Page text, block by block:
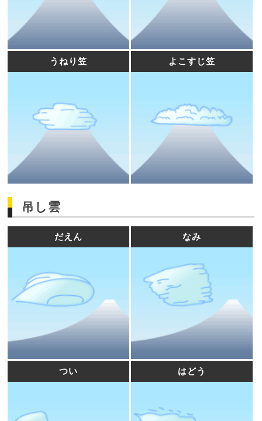
うねり笠 よこすじ笠
吊し雲
だえん なみ
つい はどう